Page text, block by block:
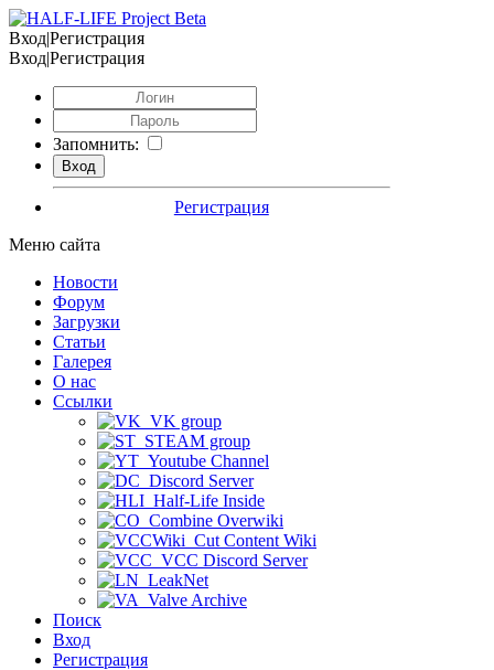
Вход|Регистрация
Вход|Регистрация
Запомнить:
Регистрация
Меню сайта
Новости
Форум
Загрузки
Статьи
Галерея
О нас
Ссылки
VK group
STEAM group
Youtube Channel
Discord Server
Half-Life Inside
Combine Overwiki
Cut Content Wiki
VCC Discord Server
LeakNet
Valve Archive
Поиск
Вход
Регистрация